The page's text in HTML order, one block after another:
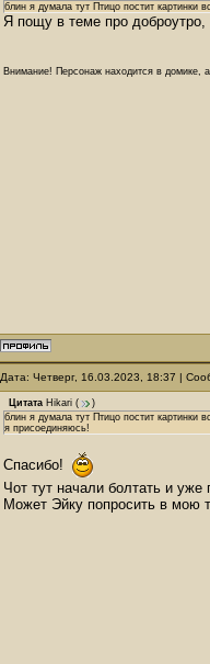
блин я думала тут Птицо постит картинки
Я пощу в теме про доброутро,
Внимание! Персонаж находится в домике,
Дата: Четверг, 16.03.2023, 18:37 |
Цитата Hikari (
)
блин я думала тут Птицо постит картинки
я присоединяюсь!
Спасибо!
Чот тут начали болтать и уже
Может Эйку попросить в мою